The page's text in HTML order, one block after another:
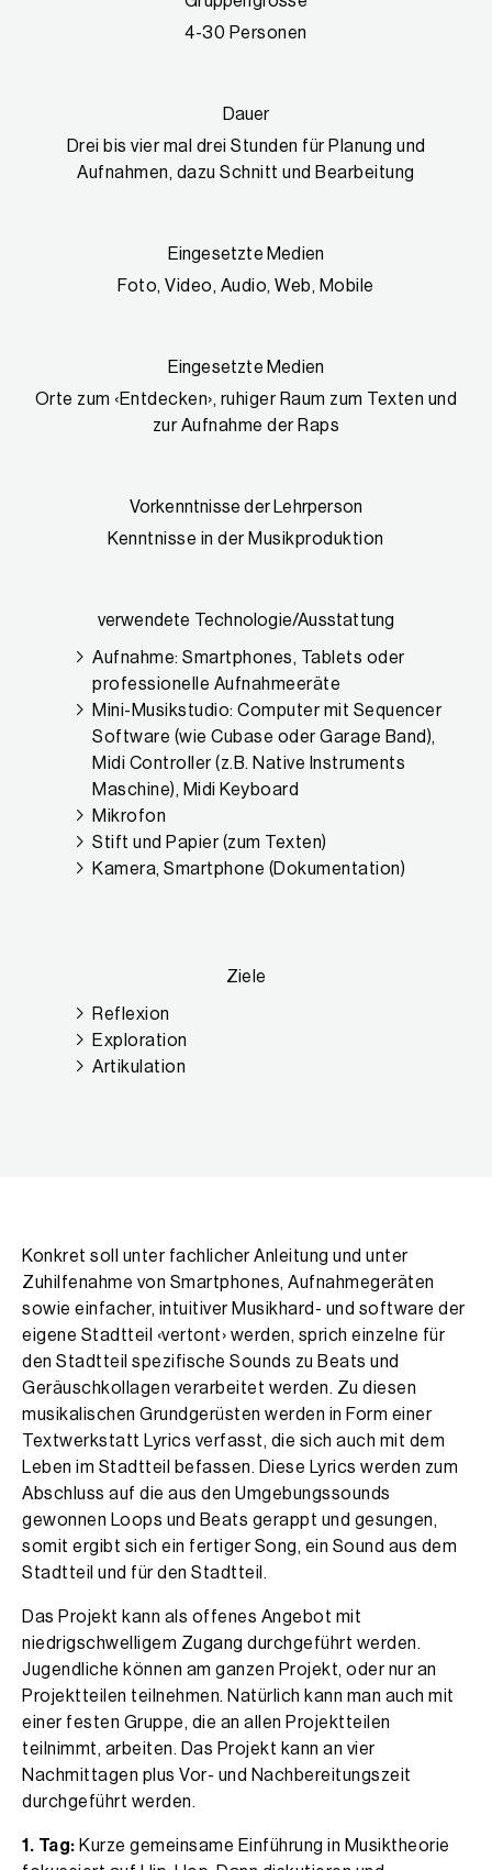
4-30 Personen
Dauer
Drei bis vier mal drei Stunden für Planung und
Aufnahmen, dazu Schnitt und Bearbeitung
Eingesetzte Medien
Foto, Video, Audio, Web, Mobile
Eingesetzte Medien
Orte zum ‹Entdecken›, ruhiger Raum zum Texten und
zur Aufnahme der Raps
Vorkenntnisse der Lehrperson
Kenntnisse in der Musikproduktion
verwendete Technologie/Ausstattung
Aufnahme: Smartphones, Tablets oder
professionelle Aufnahmeeräte
Mini-Musikstudio: Computer mit Sequencer
Software (wie Cubase oder Garage Band),
Midi Controller (z.B. Native Instruments
Maschine), Midi Keyboard
Mikrofon
Stift und Papier (zum Texten)
Kamera, Smartphone (Dokumentation)
Ziele
Reflexion
Exploration
Artikulation
Projektbeschreibung
Konkret soll unter fachlicher Anleitung und unter
Zuhilfenahme von Smartphones, Aufnahmegeräten
sowie einfacher, intuitiver Musikhard- und software der
eigene Stadtteil ‹vertont› werden, sprich einzelne für
den Stadtteil spezifische Sounds zu Beats und
Geräuschkollagen verarbeitet werden. Zu diesen
musikalischen Grundgerüsten werden in Form einer
Textwerkstatt Lyrics verfasst, die sich auch mit dem
Leben im Stadtteil befassen. Diese Lyrics werden zum
Abschluss auf die aus den Umgebungssounds
gewonnen Loops und Beats gerappt und gesungen,
somit ergibt sich ein fertiger Song, ein Sound aus dem
Stadtteil und für den Stadtteil.
Das Projekt kann als offenes Angebot mit
niedrigschwelligem Zugang durchgeführt werden.
Jugendliche können am ganzen Projekt, oder nur an
Projektteilen teilnehmen. Natürlich kann man auch mit
einer festen Gruppe, die an allen Projektteilen
teilnimmt, arbeiten. Das Projekt kann an vier
Nachmittagen plus Vor- und Nachbereitungszeit
durchgeführt werden.
1. Tag: Kurze gemeinsame Einführung in Musiktheorie